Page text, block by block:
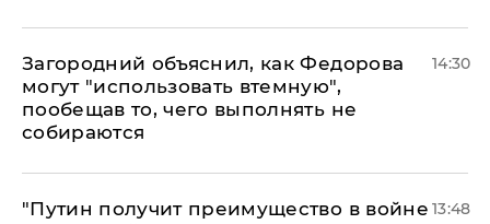
Загородний объяснил, как Федорова
могут "использовать втемную",
пообещав то, чего выполнять не
собираются
14:30
"Путин получит преимущество в войне 13:48